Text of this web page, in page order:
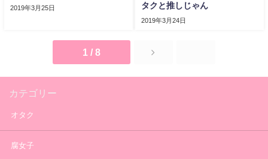
2019年3月25日
タクと推しじゃん
2019年3月24日
1 / 8
カテゴリー
オタク
腐女子